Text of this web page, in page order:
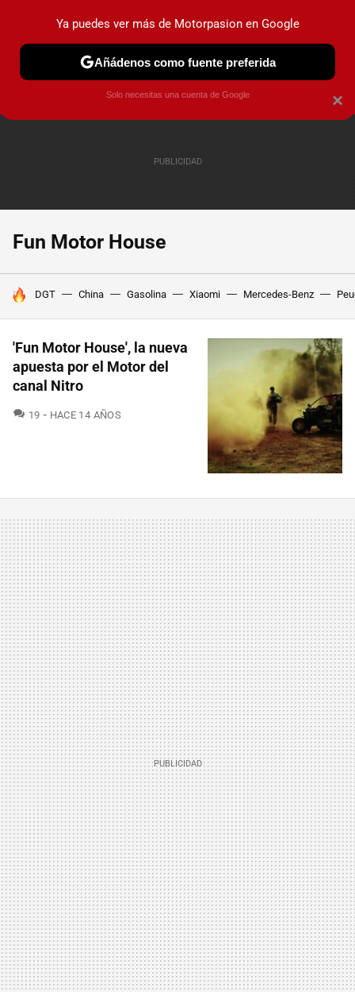
PRUEBAS COCHES ELÉCTRICOS OBSERVATORIO
Fun Motor House
HOY SE HABLA DE
DGT China Gasolina Xiaomi Mercedes-Benz
'Fun Motor House', la nueva
apuesta por el Motor del
canal Nitro
19 COMENTARIOS
HACE 14 AÑOS
×
Ya puedes ver más de Motorpasion en Google
Añádenos como fuente preferida
Solo necesitas una cuenta de Google